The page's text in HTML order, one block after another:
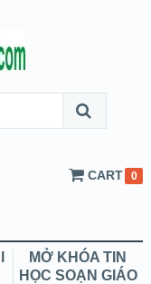
CART 0
MỞ KHÓA TIN
HỌC SOẠN GIÁO